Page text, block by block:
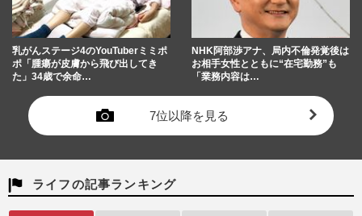
乳がんステージ4のYouTuberミミポ
ポ「腫瘍が皮膚から飛び出してき
た」34歳で余命…
NHK阿部渉アナ、局内不倫発覚後は
お相手女性とともに“在宅勤務”も
「業務内容は…
7位以降を見る
ライフの記事ランキング